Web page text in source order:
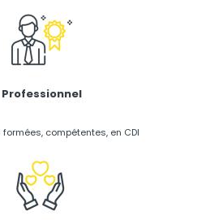
Professionnel
compétentes, en CDI